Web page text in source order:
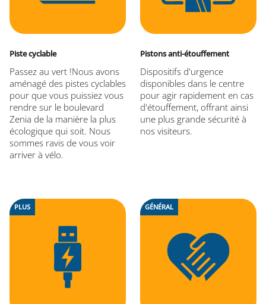
Piste cyclable
Passez au vert !Nous avons
aménagé des pistes cyclables
pour que vous puissiez vous
rendre sur le boulevard
Zenia de la manière la plus
écologique qui soit. Nous
sommes ravis de vous voir
arriver à vélo.
Pistons anti-étouffement
Dispositifs d'urgence
disponibles dans le centre
pour agir rapidement en cas
d'étouffement, offrant ainsi
une plus grande sécurité à
nos visiteurs.
PLUS GÉNÉRAL